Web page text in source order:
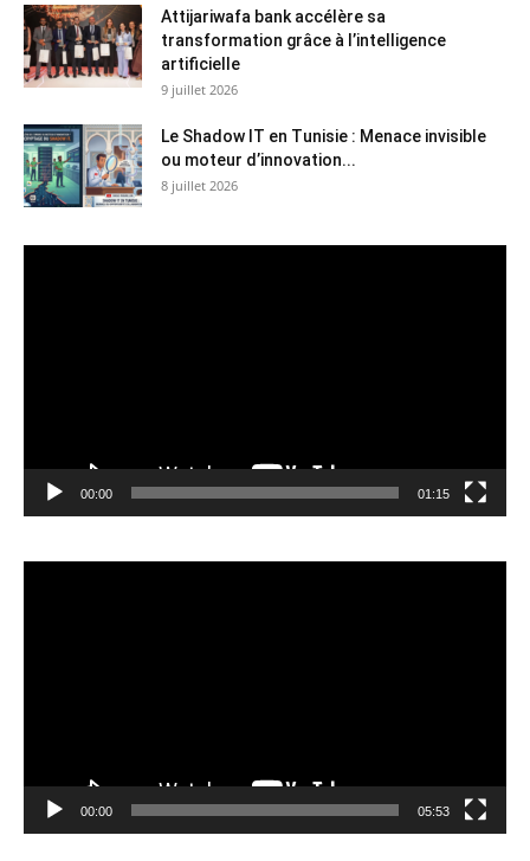
Attijariwafa bank accélère sa
transformation grâce à l’intelligence
artificielle
9 juillet 2026
Le Shadow IT en Tunisie : Menace invisible
ou moteur d’innovation...
8 juillet 2026
00:00 01:15
00:00 05:53